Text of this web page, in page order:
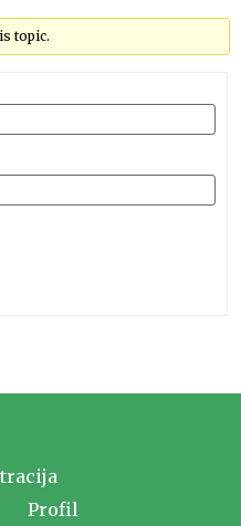
topic.
Profil